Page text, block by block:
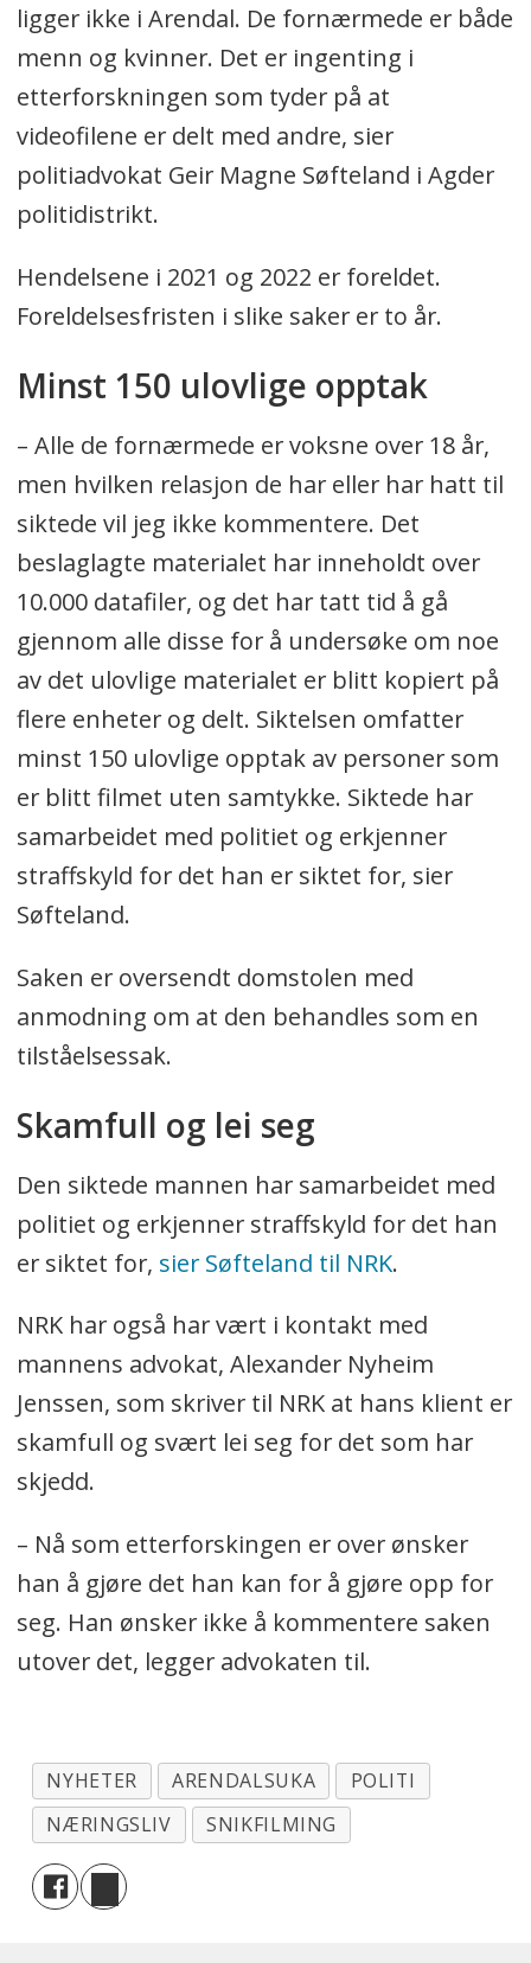
ligger ikke i Arendal. De fornærmede er både
menn og kvinner. Det er ingenting i
etterforskningen som tyder på at
videofilene er delt med andre, sier
politiadvokat Geir Magne Søfteland i Agder
politidistrikt.
Hendelsene i 2021 og 2022 er foreldet.
Foreldelsesfristen i slike saker er to år.
Minst 150 ulovlige opptak
– Alle de fornærmede er voksne over 18 år,
men hvilken relasjon de har eller har hatt til
siktede vil jeg ikke kommentere. Det
beslaglagte materialet har inneholdt over
10.000 datafiler, og det har tatt tid å gå
gjennom alle disse for å undersøke om noe
av det ulovlige materialet er blitt kopiert på
flere enheter og delt. Siktelsen omfatter
minst 150 ulovlige opptak av personer som
er blitt filmet uten samtykke. Siktede har
samarbeidet med politiet og erkjenner
straffskyld for det han er siktet for, sier
Søfteland.
Saken er oversendt domstolen med
anmodning om at den behandles som en
tilståelsessak.
Skamfull og lei seg
Den siktede mannen har samarbeidet med
politiet og erkjenner straffskyld for det han
er siktet for, sier Søfteland til NRK.
NRK har også har vært i kontakt med
mannens advokat, Alexander Nyheim
Jenssen, som skriver til NRK at hans klient er
skamfull og svært lei seg for det som har
skjedd.
– Nå som etterforskingen er over ønsker
han å gjøre det han kan for å gjøre opp for
seg. Han ønsker ikke å kommentere saken
utover det, legger advokaten til.
NYHETER ARENDALSUKA
POLITI
NÆRINGSLIV
SNIKFILMING